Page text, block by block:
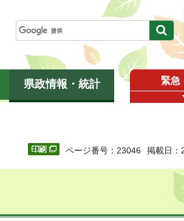
県政情報・統計 緊急
ページ番号：23046 掲載日：